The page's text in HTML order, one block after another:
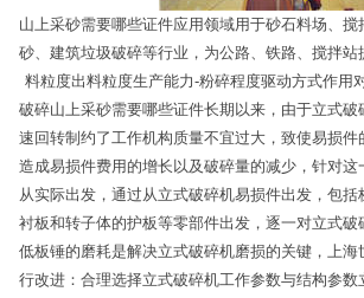
山上采砂需要哪些证件应用领域用于砂石料场、
砂、建筑垃圾破碎等行业，为公路、铁路、搅拌
料粒度出料粒度生产能力-粉碎程度驱动方式作用
破碎山上采砂需要哪些证件长期以来，由于立式
速回转制约了工作机构质量不宜过大，致使易损件
造成易损件费用的增长以及破碎量的减少，针对这
从实际出发，通过从立式破碎机易损件出发，包
衬板和转子体的护板等零部件出发，逐一对立式
低板锤的磨耗是解决立式破碎机磨损的关键，上
行改进：合理选择立式破碎机工作参数与结构参数